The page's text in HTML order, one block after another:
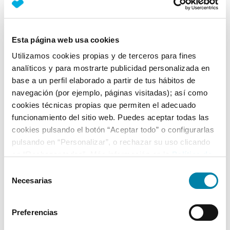
Esta página web usa cookies
Utilizamos cookies propias y de terceros para fines
analíticos y para mostrarte publicidad personalizada en
base a un perfil elaborado a partir de tus hábitos de
navegación (por ejemplo, páginas visitadas); así como
cookies técnicas propias que permiten el adecuado
funcionamiento del sitio web. Puedes aceptar todas las
cookies pulsando el botón “Aceptar todo” o configurarlas
pulsando en “Personalizar”, o rechazar su uso clicando
Necesarias
Preferencias
5 22/07/2010 Delantera
Equipamiento*
Ficha técnica
Exterior
Interior